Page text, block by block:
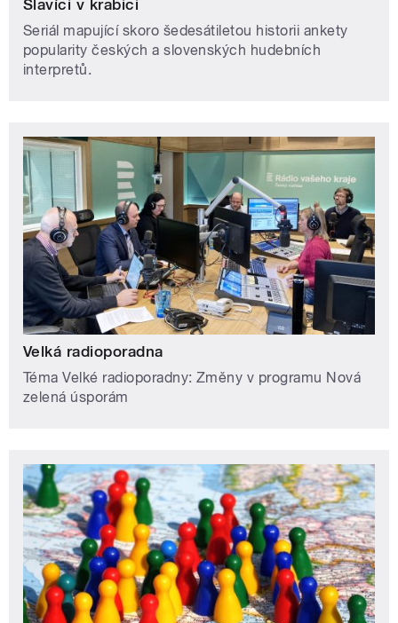
Slavíci v krabici
Seriál mapující skoro šedesátiletou historii ankety
popularity českých a slovenských hudebních
interpretů.
Velká radioporadna
Téma Velké radioporadny: Změny v programu Nová
zelená úsporám